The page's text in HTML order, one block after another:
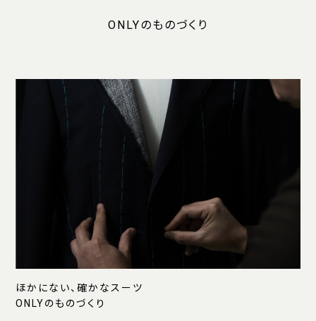
ONLYのものづくり
ほかにない、確かなスーツ
ONLYのものづくり